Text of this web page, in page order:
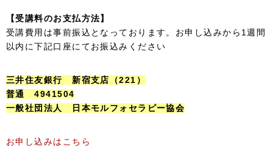
【受講料のお支払方法】
受講費用は事前振込となっております。お申し込みから1週間
以内に下記口座にてお振込みください
三井住友銀行 新宿支店（221）
普通 4941504
一般社団法人 日本モルフォセラピー協会
お申し込みはこちら